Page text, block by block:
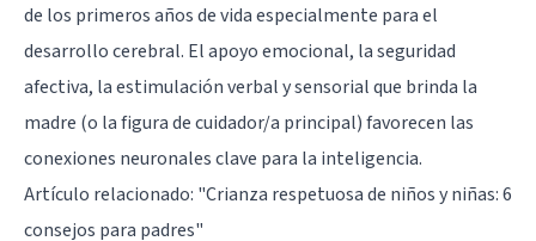
de los primeros años de vida especialmente para el
desarrollo cerebral. El apoyo emocional, la seguridad
afectiva, la estimulación verbal y sensorial que brinda la
madre (o la figura de cuidador/a principal) favorecen las
conexiones neuronales clave para la inteligencia.
Artículo relacionado: "Crianza respetuosa de niños y niñas: 6
consejos para padres"